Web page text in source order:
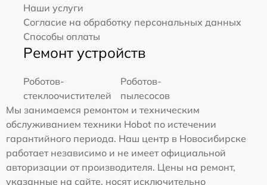
Наши услуги
Согласие на обработку персональных данных
Способы оплаты
Ремонт устройств
Роботов-
стеклоочистителей
Роботов-
пылесосов
Мы занимаемся ремонтом и техническим
обслуживанием техники Hobot по истечении
гарантийного периода. Наш центр в Новосибирске
работает независимо и не имеет официальной
авторизации от производителя. Цены на ремонт,
указанные на сайте, носят исключительно